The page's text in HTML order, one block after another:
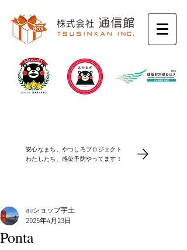
安心なまち、やつしろプロジェクト
​わたしたち、感染予防やってます！
Ponta
auショップ宇土
2025年4月23日